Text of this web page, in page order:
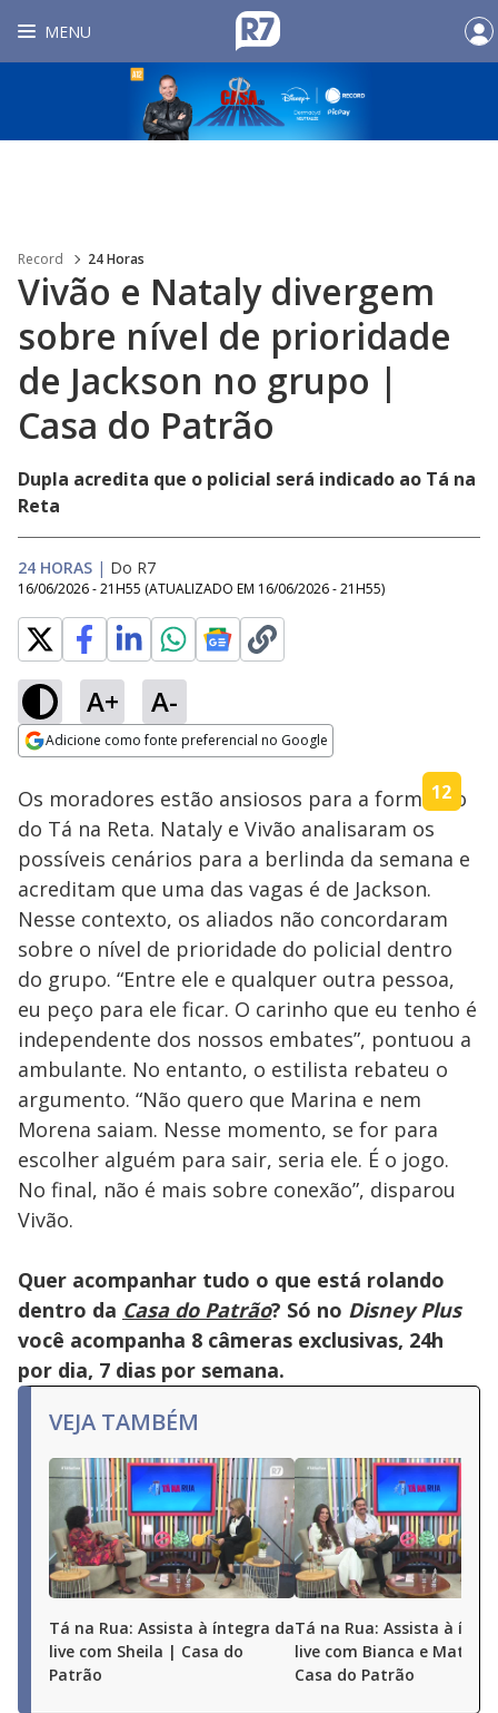
MENU
Record 24 Horas
Vivão e Nataly divergem
sobre nível de prioridade
de Jackson no grupo |
Casa do Patrão
Dupla acredita que o policial será indicado ao Tá na
Reta
24 HORAS | Do R7
16/06/2026 - 21H55 (ATUALIZADO EM 16/06/2026 - 21H55)
A+ A-
Adicione como fonte preferencial no Google
Ativar
Loaded:
10.86%
Os moradores estão ansiosos para a formação
do Tá na Reta. Nataly e Vivão analisaram os
possíveis cenários para a berlinda da semana e
acreditam que uma das vagas é de Jackson.
Nesse contexto, os aliados não concordaram
sobre o nível de prioridade do policial dentro
do grupo. “Entre ele e qualquer outra pessoa,
eu peço para ele ficar. O carinho que eu tenho é
independente dos nossos embates”, pontuou a
ambulante. No entanto, o estilista rebateu o
argumento. “Não quero que Marina e nem
Morena saiam. Nesse momento, se for para
escolher alguém para sair, seria ele. É o jogo.
No final, não é mais sobre conexão”, disparou
Vivão.
Quer acompanhar tudo o que está rolando
dentro da Casa do Patrão? Só no Disney Plus
você acompanha 8 câmeras exclusivas, 24h
por dia, 7 dias por semana.
VEJA TAMBÉM
Tá na Rua: Assista à íntegra da
live com Sheila | Casa do
Patrão
Tá na Rua: Assista à
live com Bianca e
Casa do Patrão